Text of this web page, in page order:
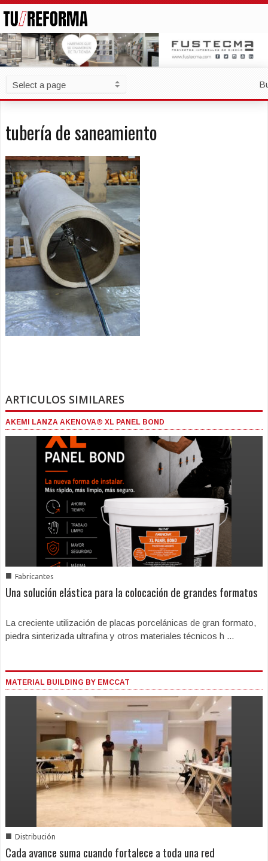
tubería de saneamiento
ARTICULOS SIMILARES
AKEMI LANZA AKENOVA® XL PANEL BOND
■ Fabricantes
Una solución elástica para la colocación de grandes formatos
La creciente utilización de placas porcelánicas de gran formato,
piedra sinterizada ultrafina y otros materiales técnicos h ...
MATERIAL BUILDING BY EMCCAT
■ Distribución
Cada avance suma cuando fortalece a toda una red